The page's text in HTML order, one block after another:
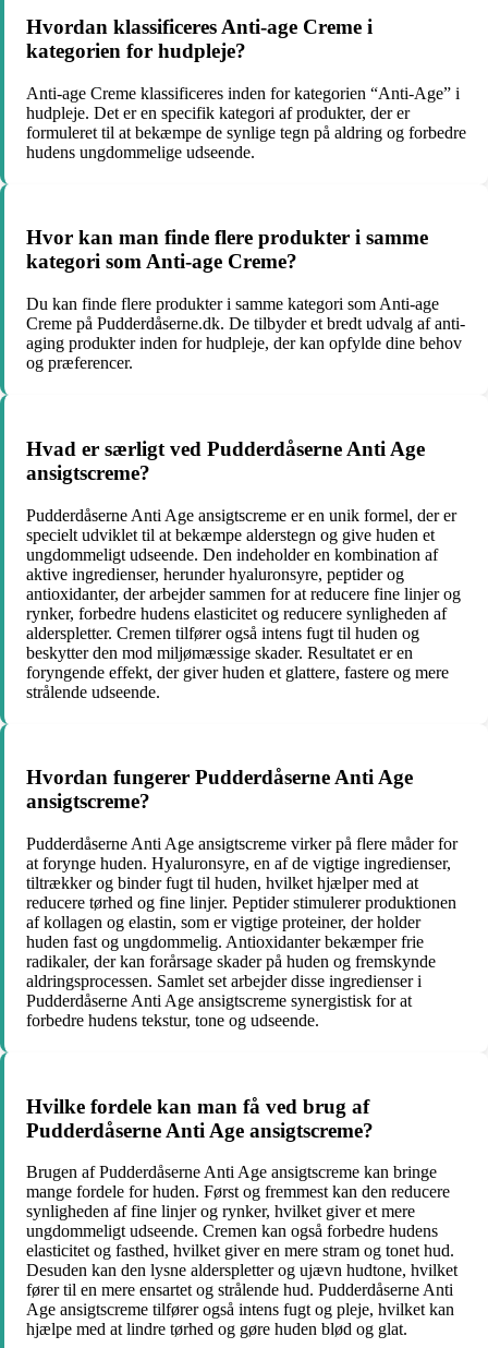
Hvordan klassificeres Anti-age Creme i
kategorien for hudpleje?
Anti-age Creme klassificeres inden for kategorien “Anti-Age” i
hudpleje. Det er en specifik kategori af produkter, der er
formuleret til at bekæmpe de synlige tegn på aldring og forbedre
hudens ungdommelige udseende.
Hvor kan man finde flere produkter i samme
kategori som Anti-age Creme?
Du kan finde flere produkter i samme kategori som Anti-age
Creme på Pudderdåserne.dk. De tilbyder et bredt udvalg af anti-
aging produkter inden for hudpleje, der kan opfylde dine behov
og præferencer.
Hvad er særligt ved Pudderdåserne Anti Age
ansigtscreme?
Pudderdåserne Anti Age ansigtscreme er en unik formel, der er
specielt udviklet til at bekæmpe alderstegn og give huden et
ungdommeligt udseende. Den indeholder en kombination af
aktive ingredienser, herunder hyaluronsyre, peptider og
antioxidanter, der arbejder sammen for at reducere fine linjer og
rynker, forbedre hudens elasticitet og reducere synligheden af
alderspletter. Cremen tilfører også intens fugt til huden og
beskytter den mod miljømæssige skader. Resultatet er en
foryngende effekt, der giver huden et glattere, fastere og mere
strålende udseende.
Hvordan fungerer Pudderdåserne Anti Age
ansigtscreme?
Pudderdåserne Anti Age ansigtscreme virker på flere måder for
at forynge huden. Hyaluronsyre, en af de vigtige ingredienser,
tiltrækker og binder fugt til huden, hvilket hjælper med at
reducere tørhed og fine linjer. Peptider stimulerer produktionen
af kollagen og elastin, som er vigtige proteiner, der holder
huden fast og ungdommelig. Antioxidanter bekæmper frie
radikaler, der kan forårsage skader på huden og fremskynde
aldringsprocessen. Samlet set arbejder disse ingredienser i
Pudderdåserne Anti Age ansigtscreme synergistisk for at
forbedre hudens tekstur, tone og udseende.
Hvilke fordele kan man få ved brug af
Pudderdåserne Anti Age ansigtscreme?
Brugen af Pudderdåserne Anti Age ansigtscreme kan bringe
mange fordele for huden. Først og fremmest kan den reducere
synligheden af fine linjer og rynker, hvilket giver et mere
ungdommeligt udseende. Cremen kan også forbedre hudens
elasticitet og fasthed, hvilket giver en mere stram og tonet hud.
Desuden kan den lysne alderspletter og ujævn hudtone, hvilket
fører til en mere ensartet og strålende hud. Pudderdåserne Anti
Age ansigtscreme tilfører også intens fugt og pleje, hvilket kan
hjælpe med at lindre tørhed og gøre huden blød og glat.